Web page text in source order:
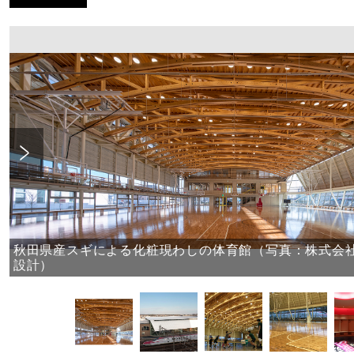
秋田県産スギによる化粧現わしの体育館（写真：株式会
設計）
Previous